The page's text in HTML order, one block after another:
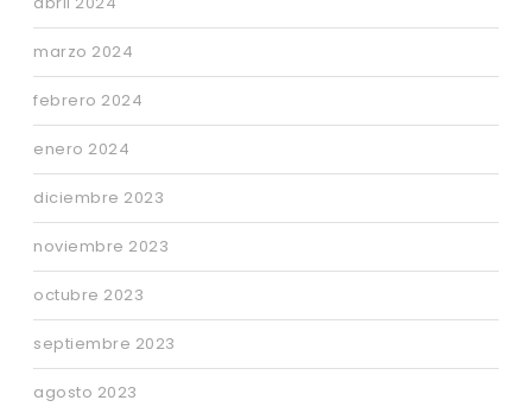
marzo 2024
febrero 2024
enero 2024
diciembre 2023
noviembre 2023
octubre 2023
septiembre 2023
agosto 2023